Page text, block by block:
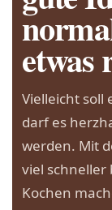
etwas
Vielleicht soll
darf es
werden. Mit
viel schneller
Kochen